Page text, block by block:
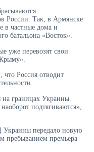
России. Так, в Армянске
в частные дома и
батальона «Восток».
уже перевозят свои
Россия отводит
границах Украины.
подтягиваются»,
передало новую
пребыванием премьера